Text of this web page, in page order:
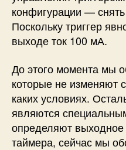
конфигурации — снять
Поскольку триггер
выходе ток 100 мА.
До этого момента мы
которые не изменяют
каких условиях.
являются
определяют
таймера, сейчас мы